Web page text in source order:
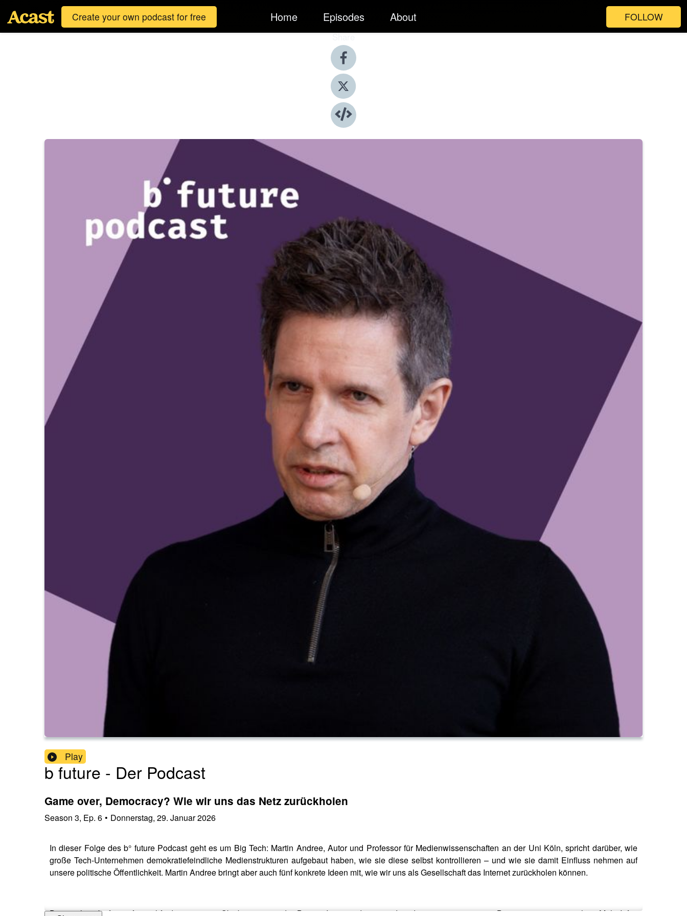
Create your own podcast for free Home Episodes About FOLLOW
Share
Play
b future - Der Podcast
Game over, Democracy? Wie wir uns das Netz zurückholen
Season 3, Ep. 6 • Donnerstag, 29. Januar 2026
In dieser Folge des b° future Podcast geht es um Big Tech: Martin Andree, Autor und Professor für Medienwissenschaften an der Uni Köln, spricht darüber, wie
große Tech-Unternehmen demokratiefeindliche Medienstrukturen aufgebaut haben, wie sie diese selbst kontrollieren – und wie sie damit Einfluss nehmen auf
unsere politische Öffentlichkeit. Martin Andree bringt aber auch fünf konkrete Ideen mit, wie wir uns als Gesellschaft das Internet zurückholen können.
Das nächste b° future festival findet vom 1.–3. Oktober 2026 in der Bonner Innenstadt statt und wird vom gemeinnützigen Bonn institute ausgerichtet. Mehr Infos